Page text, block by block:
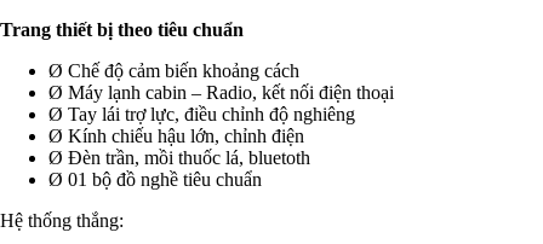
Trang thiết bị theo tiêu chuẩn
Ø Chế độ cảm biến khoảng cách
Ø Máy lạnh cabin – Radio, kết nối điện thoại
Ø Tay lái trợ lực, điều chỉnh độ nghiêng
Ø Kính chiếu hậu lớn, chỉnh điện
Ø Đèn trần, mồi thuốc lá, bluetoth
Ø 01 bộ đồ nghề tiêu chuẩn
Hệ thống thắng: